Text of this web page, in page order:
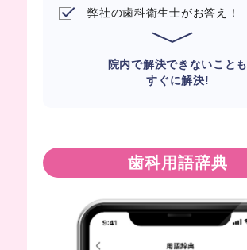
弊社の歯科衛生士がお答え！
院内で解決できないことも
すぐに解決!
歯科用語辞典